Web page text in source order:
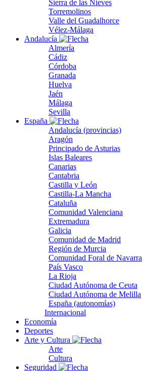
Sierra de las Nieves
Torremolinos
Valle del Guadalhorce
Vélez-Málaga
Andalucía
Almería
Cádiz
Córdoba
Granada
Huelva
Jaén
Málaga
Sevilla
España
Andalucía (provincias)
Aragón
Principado de Asturias
Islas Baleares
Canarias
Cantabria
Castilla y León
Castilla-La Mancha
Cataluña
Comunidad Valenciana
Extremadura
Galicia
Comunidad de Madrid
Región de Murcia
Comunidad Foral de Navarra
País Vasco
La Rioja
Ciudad Autónoma de Ceuta
Ciudad Autónoma de Melilla
España (autonomías)
Internacional
Economía
Deportes
Arte y Cultura
Arte
Cultura
Seguridad